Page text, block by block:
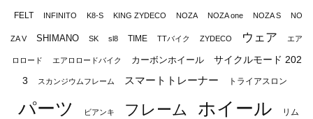
FELT INFINITO K8-S KING ZYDECO NOZA NOZA one NOZA S NO
ZA V SHIMANO SK sl8 TIME TTバイク ZYDECO ウェア エア
ロロード エアロロードバイク カーボンホイール
サイクルモード 202
3
スカンジウムフレーム スマートトレーナー トライアスロン
パーツ ビアンキ フレーム ホイール リム